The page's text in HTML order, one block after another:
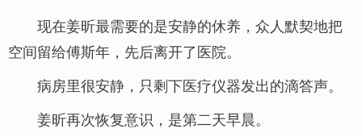
现在姜昕最需要的是安静的休养，众人默契地把
空间留给傅斯年，先后离开了医院。
病房里很安静，只剩下医疗仪器发出的滴答声。
姜昕再次恢复意识，是第二天早晨。